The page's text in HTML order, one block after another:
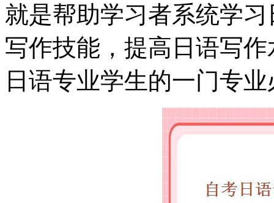
就是帮助学习者系统学
写作技能，提高日语写
日语专业学生的一门专